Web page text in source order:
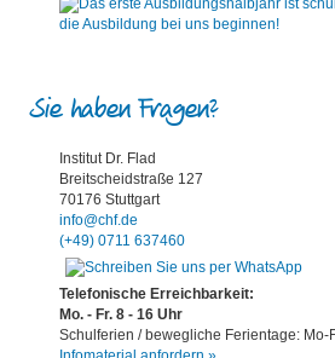
Sie haben Fragen?
Institut Dr. Flad
Breitscheidstraße 127
70176 Stuttgart
info@chf.de
(+49) 0711 637460
Telefonische Erreichbarkeit:
Mo. - Fr. 8 - 16 Uhr
Schulferien / bewegliche Ferientage: Mo-